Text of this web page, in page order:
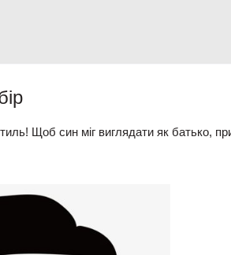
Щоб син міг виглядати як батько,